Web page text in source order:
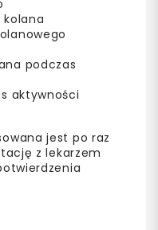
podczas
aktywności
jest po raz
z lekarzem